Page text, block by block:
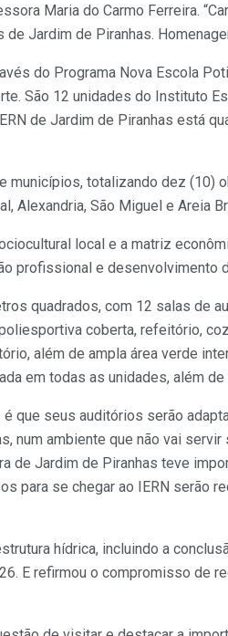
Maria do Carmo Ferreira.
Jardim de Piranhas.
do Programa Nova Escola
São 12 unidades do Instituto
de Jardim de Piranhas está
totalizando dez (10)
Alexandria, São Miguel e Areia
local e a matriz
profissional e desenvolvimento
quadrados, com 12 salas de
coberta, refeitório,
além de ampla área verde
em todas as unidades, além
que seus auditórios serão
num ambiente que não vai
de Jardim de Piranhas teve
para se chegar ao IERN serão
hídrica, incluindo a
E refirmou o compromisso de